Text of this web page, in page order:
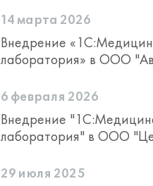
14 марта 2026
Внедрение
лаборатория» в ООО
6 февраля 2026
Внедрение
лаборатория" в ООО
29 июля 2025